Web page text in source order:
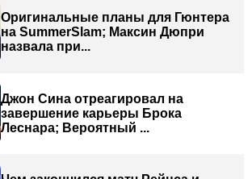
Оригинальные планы для Гюнтера
на SummerSlam; Максин Дюпри
назвала при...
Джон Сина отреагировал на
завершение карьеры Брока
Леснара; Вероятный ...